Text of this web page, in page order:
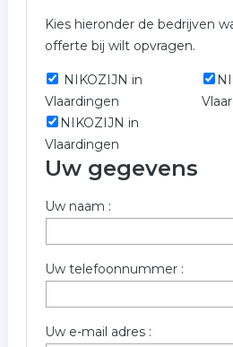
gerelateerde bedrijven in de
prijs bij op te vragen.
Meer informatie over bouw
Gebruik onderstaand formulier
bouw bedrijf in Schiedam.
Trefwoorden:
bouwbedrijf
verbouwen nieuwbouw
Kies hieronder de bedrijven
offerte bij wilt opvragen.
NIKOZIJN in
Vlaardingen
NIKOZIJN in
Vlaardingen
Uw gegevens
Uw naam :
Uw telefoonnummer :
Uw e-mail adres :